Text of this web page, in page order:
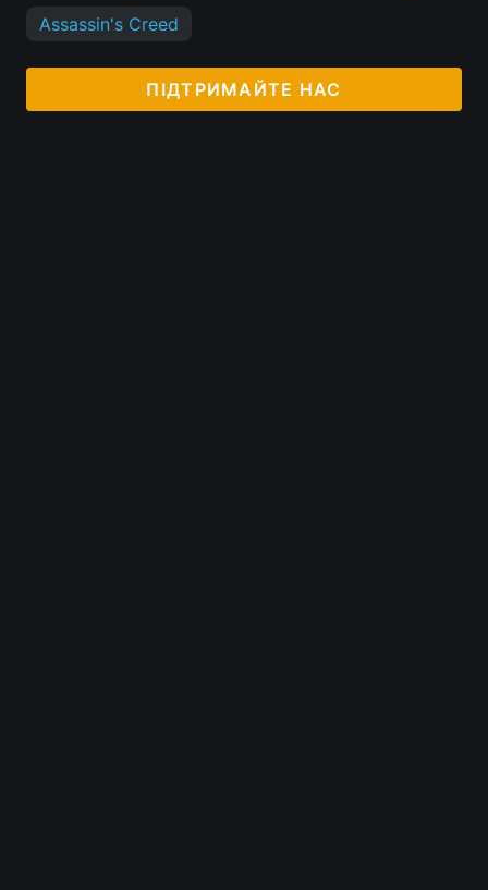
Assassin's Creed
ПІДТРИМАЙТЕ НАС